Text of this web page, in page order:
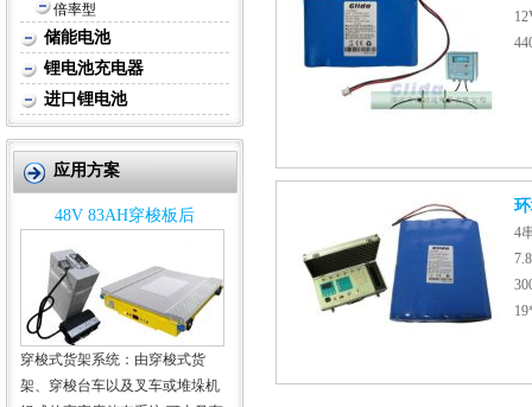
倍率型
储能电池
锂电池充电器
进口锂电池
应用方案
48V 83AH穿梭板后
穿梭式货架系统：由穿梭式货
架、穿梭台车以及叉车或堆垛机
4